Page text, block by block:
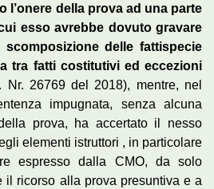
l’onere della prova ad una parte
esso avrebbe dovuto gravare
delle fattispecie
tra fatti costitutivi ed eccezioni
26769 del 2018), mentre, nel
impugnata, senza alcuna
prova, ha accertato il nesso
elementi istruttori , in particolare
espresso dalla CMO, da solo
il ricorso alla prova presuntiva e a